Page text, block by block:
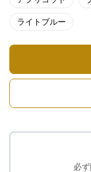
ライトブルー
必